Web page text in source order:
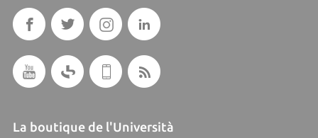
La boutique de l'Università